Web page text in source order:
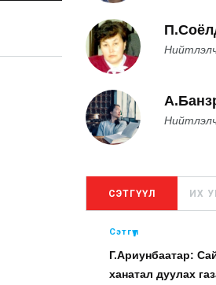
СЭТГҮҮЛ ИХ
Сэтгүүл
Г.Ариунбаатар:
ханатал дуулах